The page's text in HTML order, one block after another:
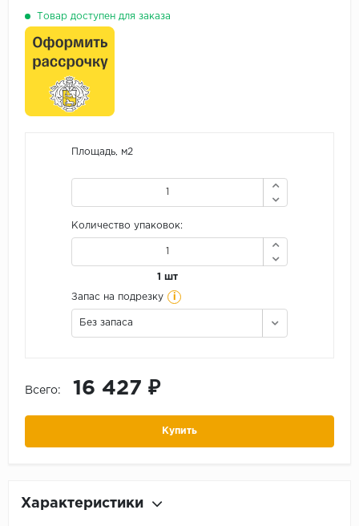
Товар доступен для заказа
Площадь, м2
Количество упаковок:
1 шт
Запас на подрезку i
Без запаса
Всего: 16 427 ₽
Купить
Характеристики